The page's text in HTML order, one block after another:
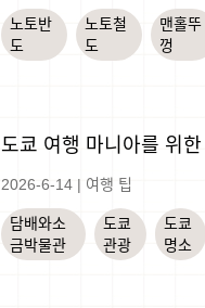
노토반
도
노토철
도
맨홀뚜
껑
도쿄 여행 마니아를 위
2026-6-14 | 여행 팁
담배와소
금박물관
도쿄
관광
도쿄
명소